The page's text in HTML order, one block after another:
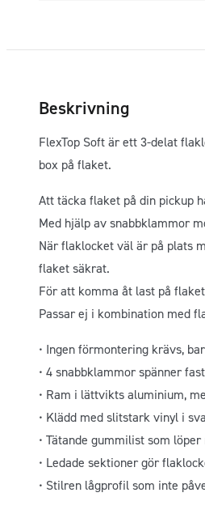
Beskrivning
FlexTop Soft är ett 3-delat
box på flaket.
Att täcka flaket på din pickup
Med hjälp av snabbklammor
När flaklocket väl är på plats
flaket säkrat.
För att komma åt last på
Passar ej i kombination med
• Ingen förmontering krävs,
• 4 snabbklammor spänner
• Ram i lättvikts aluminium,
• Klädd med slitstark vinyl i
• Tätande gummilist som
• Ledade sektioner gör
• Stilren lågprofil som inte